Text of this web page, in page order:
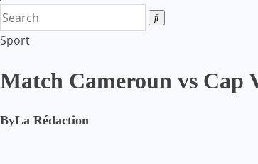
Sport
Match Cameroun vs Cap
ByLa Rédaction